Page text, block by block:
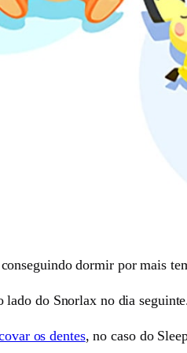
dormir por mais
lado do Snorlax no dia
os dentes, no caso do